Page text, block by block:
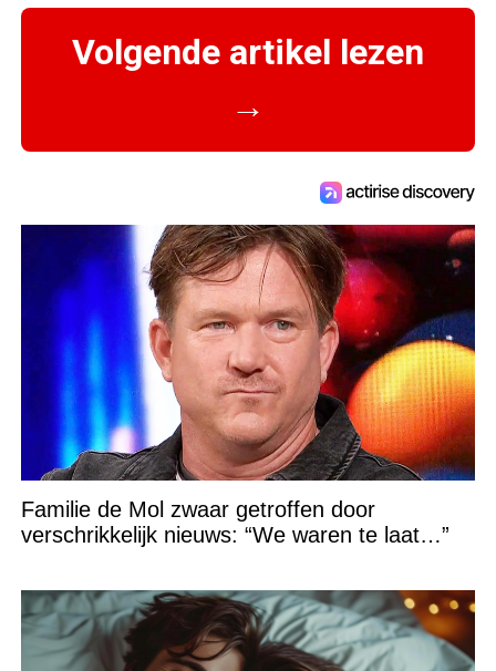
Volgende artikel lezen
→
Familie de Mol zwaar getroffen door
verschrikkelijk nieuws: “We waren te laat…”